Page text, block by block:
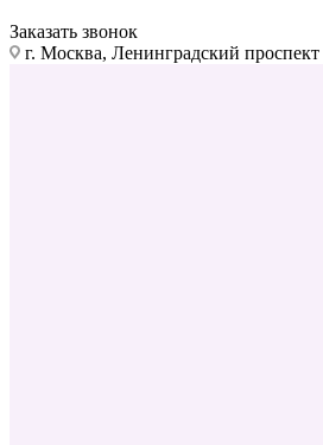
Заказать звонок
г. Москва, Ленинградский